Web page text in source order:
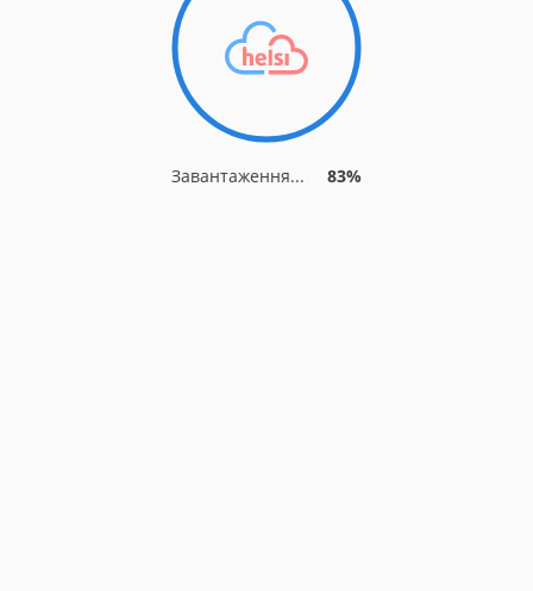
Завантаження... 83%